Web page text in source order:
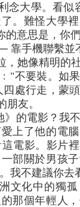
念大學。看似
。難怪大學
的意思是，你
靠手機聯繫並
，她像精明的
不要裝。如
處行走，蒙
朋友。
》的電影？我
上了他的電
電影。影片
部關於男孩
。我不建議你去
文化中的獨
那個年輕人